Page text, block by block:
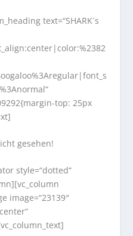
text=“SHARK´s
top: 25px
gesehen!
style=“dotted“
image=“23139″